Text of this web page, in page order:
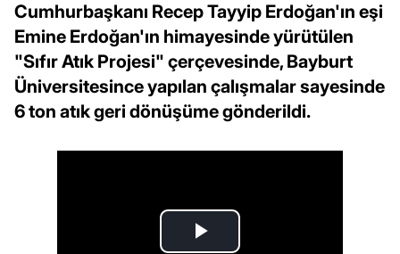
Cumhurbaşkanı Recep Tayyip Erdoğan'ın eşi
Emine Erdoğan'ın himayesinde yürütülen
"Sıfır Atık Projesi" çerçevesinde, Bayburt
Üniversitesince yapılan çalışmalar sayesinde
6 ton atık geri dönüşüme gönderildi.